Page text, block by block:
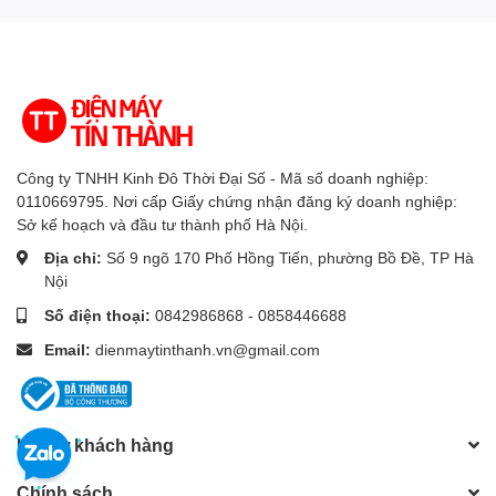
Cổng kết nối
Kết nối Internet Wi-Fi, cổng mạng LAN
USB
Cổng nhận hình ảnh,
3 cổng HDMI có 1 cổng HDMI
Cổng xuất âm thanh
Công ty TNHH Kinh Đô Thời Đại Số - Mã số doanh nghiệp:
0110669795. Nơi cấp Giấy chứng nhận đăng ký doanh nghiệp:
Sở kế hoạch và đầu tư thành phố Hà Nội.
Địa chỉ: Số 9 ngõ 170 Phố Hồng Tiến, phường Bồ Đề, TP Hà
Nội
Số điện thoại: 0842986868 - 0858446688
Email: dienmaytinthanh.vn@gmail.com
Hỗ trợ khách hàng